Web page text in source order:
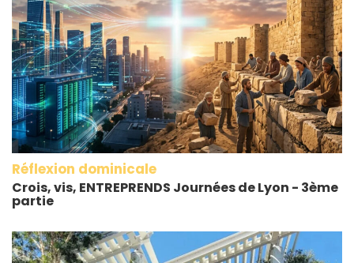
Réflexion dominicale
Crois, vis, ENTREPRENDS Journées de Lyon - 3ème
partie